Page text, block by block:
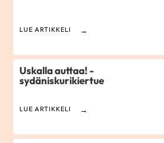
LUE ARTIKKELI
Uskalla auttaa! -
sydäniskurikiertue
LUE ARTIKKELI